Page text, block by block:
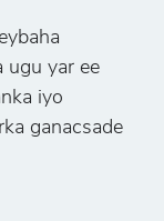
ugu yar ee
iyo
ganacsade